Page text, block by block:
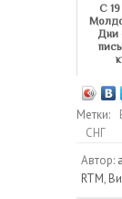
С
Дни
Метки:
СНГ
Автор:
RTM,